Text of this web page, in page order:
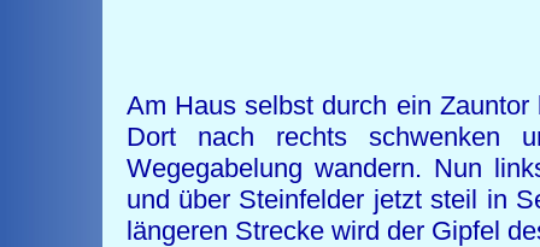
Am Haus selbst durch ein
Dort nach rechts schwenken
Wegegabelung wandern. Nun
und über Steinfelder jetzt steil in
längeren Strecke wird der Gipfel